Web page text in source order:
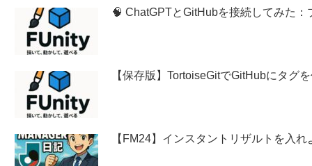
🧠 ChatGPTとGitHubを接続してみた
【保存版】TortoiseGitでGitHubにタグ
【FM24】インスタントリザルトを入れ